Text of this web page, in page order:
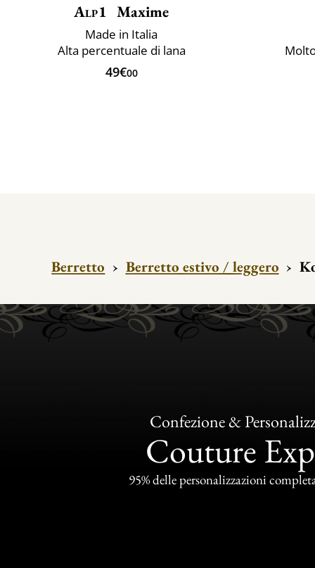
Alp1 Maxime
Made in Italia
Alta percentuale di lana
49€00
Berretto › Berretto estivo / leggero ›
Confezione &
Couture
95% delle personalizzazioni